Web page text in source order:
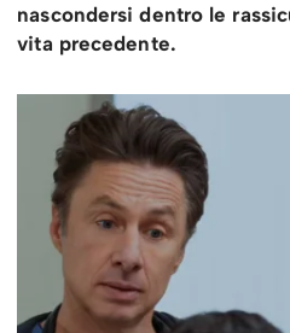
nascondersi dentro le
vita precedente.